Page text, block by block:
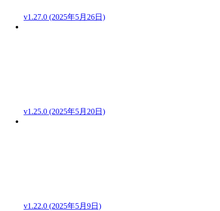
v1.27.0 (2025年5月26日)
v1.25.0 (2025年5月20日)
v1.22.0 (2025年5月9日)